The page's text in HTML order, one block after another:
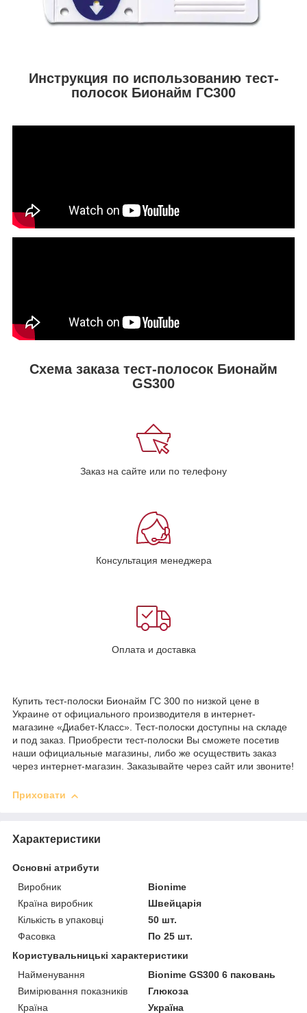
Инструкция по использованию тест-
полосок Бионайм ГС300
Схема заказа тест-полосок Бионайм
GS300
Заказ на сайте или по телефону
Консультация менеджера
Оплата и доставка
Купить тест-полоски Бионайм ГС 300 по низкой цене в
Украине от официального производителя в интернет-
магазине «Диабет-Класс». Тест-полоски доступны на складе
и под заказ. Приобрести тест-полоски Вы сможете посетив
наши официальные магазины, либо же осуществить заказ
через интернет-магазин. Заказывайте через сайт или звоните!
Приховати
Характеристики
Основні атрибути
Виробник
Bionime
Країна виробник
Швейцарія
Кількість в упаковці
50 шт.
Фасовка
По 25 шт.
Користувальницькі характеристики
Найменування
Bionime GS300 6 паковань
Вимірювання показників
Глюкоза
Країна
Україна